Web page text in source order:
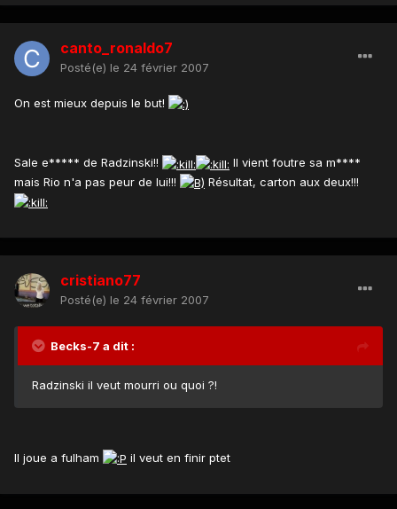
canto_ronaldo7
Posté(e) le 24 février 2007
On est mieux depuis le but!
Sale e***** de Radzinski!!
Il vient foutre sa m****
mais Rio n'a pas peur de lui!!!
Résultat, carton aux deux!!!
cristiano77
Posté(e) le 24 février 2007
Becks-7 a dit :
Radzinski il veut mourri ou quoi ?!
Il joue a fulham il veut en finir ptet